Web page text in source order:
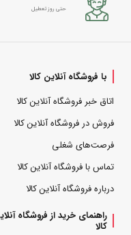
حتی روز تعطیل
با فروشگاه آنلاین کالا
اتاق خبر فروشگاه آنلاین کالا
فروش در فروشگاه آنلاین کالا
فرصت‌های شغلی
تماس با فروشگاه آنلاین کالا
درباره فروشگاه آنلاین کالا
راهنمای خرید از فروشگاه
کالا